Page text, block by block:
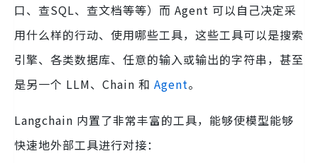
口、查SQL、查文档等等）而 Agent 可以自己决定采
用什么样的行动、使用哪些工具，这些工具可以是搜索
引擎、各类数据库、任意的输入或输出的字符串，甚至
是另一个 LLM、Chain 和 Agent。
Langchain 内置了非常丰富的工具，能够使模型能够
快速地外部工具进行对接：